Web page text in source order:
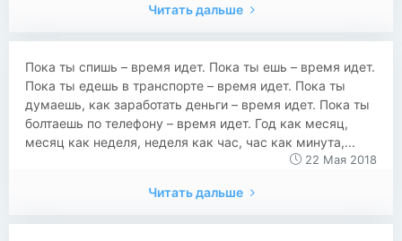
Читать дальше
Пока ты спишь – время идет. Пока ты ешь – время идет.
Пока ты едешь в транспорте – время идет. Пока ты
думаешь, как заработать деньги – время идет. Пока ты
болтаешь по телефону – время идет. Год как месяц,
месяц как неделя, неделя как час, час как минута,...
22 Мая 2018
Читать дальше